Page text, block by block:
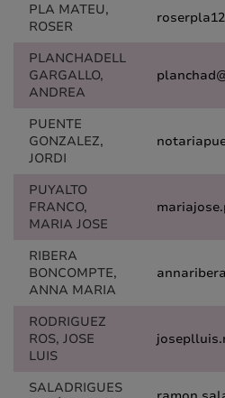
PLA MATEU,
ROSER
PLANCHADELL
GARGALLO,
ANDREA
PUENTE
GONZALEZ,
JORDI
PUYALTO
FRANCO,
MARIA JOSE
RIBERA
BONCOMPTE,
ANNA MARIA
RODRIGUEZ
ROS, JOSE
LUIS
SALADRIGUES